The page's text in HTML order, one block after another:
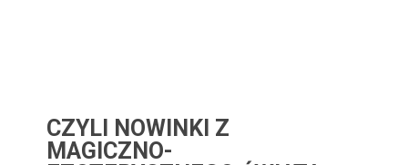
CZYLI NOWINKI Z
MAGICZNO-